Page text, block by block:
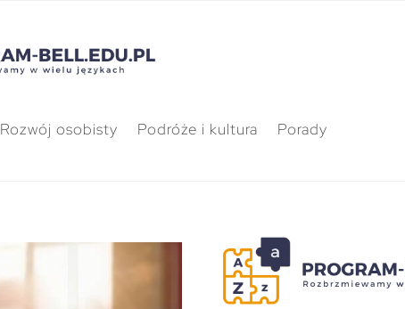
Rozwój osobisty Podróże i kultura Porady